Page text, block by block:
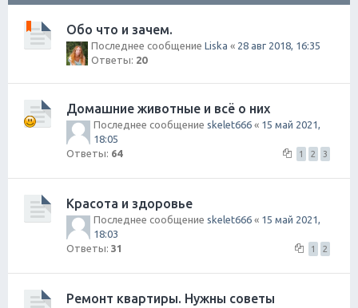
Обо что и зачем.
Последнее сообщение Liska « 28 авг 2018, 16:35
Ответы: 20
Домашние животные и всё о них
Последнее сообщение skelet666 « 15 май 2021,
18:05
Ответы: 64 1 2 3
Красота и здоровье
Последнее сообщение skelet666 « 15 май 2021,
18:03
Ответы: 31 1 2
Ремонт квартиры. Нужны советы